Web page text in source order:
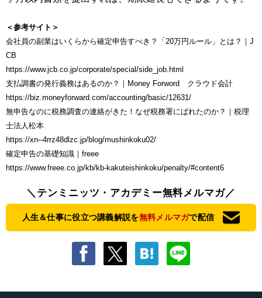
＜参考サイト＞
会社員の副業はいくらから確定申告すべき？「20万円ルール」とは？｜J
CB
https://www.jcb.co.jp/corporate/special/side_job.html
支払調書の発行義務はあるのか？｜Money Forword クラウド会計
https://biz.moneyforward.com/accounting/basic/12631/
無申告なのに税務調査の連絡がきた！なぜ税務署にばれたのか？｜税理
士法人松本
https://xn--4rrz48dlzc.jp/blog/mushinkoku02/
確定申告の基礎知識｜freee
https://www.freee.co.jp/kb/kb-kakuteishinkoku/penalty/#content6
＼テンミニッツ・アカデミー無料メルマガ／
人生＆仕事に役立つ講義解説を無料メルマガで配信